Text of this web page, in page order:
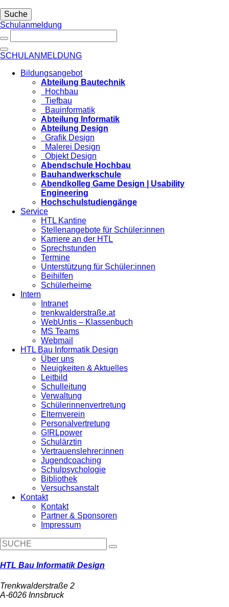
Suche
Schulanmeldung
SCHULANMELDUNG
Bildungsangebot
Abteilung Bautechnik
Hochbau
Tiefbau
Bauinformatik
Abteilung Informatik
Abteilung Design
Grafik Design
Malerei Design
Objekt Design
Abendschule Hochbau
Bauhandwerkschule
Abendkolleg Game Design | Usability
Engineering
Hochschulstudiengänge
Service
HTL Kantine
Stellenangebote für Schüler:innen
Karriere an der HTL
Sprechstunden
Termine
Unterstützung für Schüler:innen
Beihilfen
Schülerheime
Intern
Intranet
trenkwalderstraße.at
WebUntis – Klassenbuch
MS Teams
Webmail
HTL Bau Informatik Design
Über uns
Neuigkeiten & Aktuelles
Leitbild
Schulleitung
Verwaltung
Schülerinnenvertretung
Elternverein
Personalvertretung
G!RLpower
Schulärztin
Vertrauenslehrer:innen
Jugendcoaching
Schulpsychologie
Bibliothek
Versuchsanstalt
Kontakt
Kontakt
Partner & Sponsoren
Impressum
HTL Bau Informatik Design
Trenkwalderstraße 2
A-6026 Innsbruck